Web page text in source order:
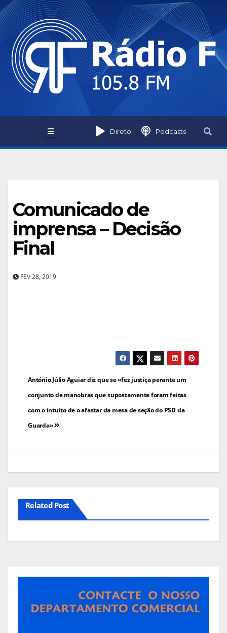
Skip
to
content
Direto Podcasts
Comunicado de
imprensa – Decisão
Final
FEV 28, 2019
Navegação
de
artigos
António Júlio Aguiar diz que se «fez justiça perante um
conjunto de manobras que supostamente foram feitas
com o intuito de o afastar da mesa de seção do PSD da
Guarda»
Related Post